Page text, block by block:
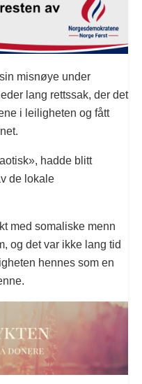
misnøye under
lang rettssak, der det
i leiligheten og fått
hadde blitt
de lokale
med somaliske menn
og det var ikke lang tid
hennes som en